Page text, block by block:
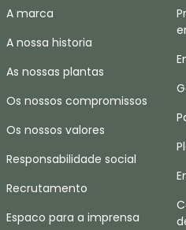
A marca
A nossa historia
As nossas plantas
Os nossos compromissos
Os nossos valores
Responsabilidade social
Recrutamento
Espaco para a imprensa